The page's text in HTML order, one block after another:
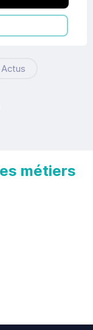
Actus
métiers